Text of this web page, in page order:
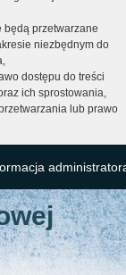
będą przetwarzane
niezbędnym do
dostępu do treści
ich sprostowania,
lub prawo